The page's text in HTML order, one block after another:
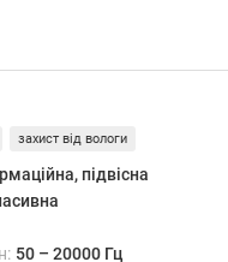
захист від вологи
підвісна
50 – 20000 Гц